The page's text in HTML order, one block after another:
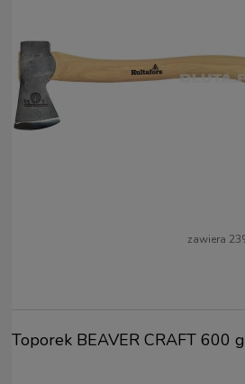
zawiera
Toporek BEAVER CRAFT 600 g